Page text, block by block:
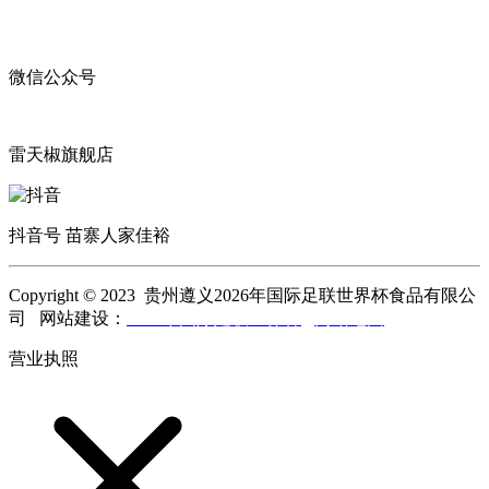
微信公众号
雷天椒旗舰店
抖音号 苗寨人家佳裕
Copyright © 2023 贵州遵义2026年国际足联世界杯食品有限公
司 网站建设：
营业执照